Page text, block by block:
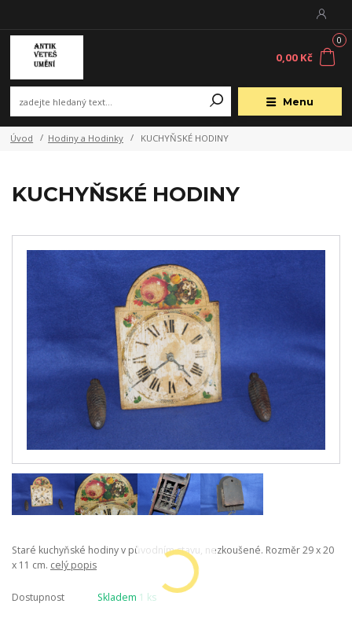
Menu
0
0,00 Kč
Úvod Hodiny a Hodinky KUCHYŇSKÉ HODINY
KUCHYŇSKÉ HODINY
Staré kuchyňské hodiny v původním stavu, nezkoušené. Rozměr 29 x 20
x 11 cm. celý popis
Dostupnost Skladem 1 ks